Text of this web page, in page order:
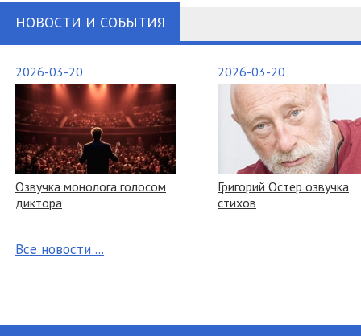
НОВОСТИ И СОБЫТИЯ
2026-03-20
Озвучка монолога голосом
диктора
2026-03-20
Григорий Остер озвучка
стихов
Все новости ...